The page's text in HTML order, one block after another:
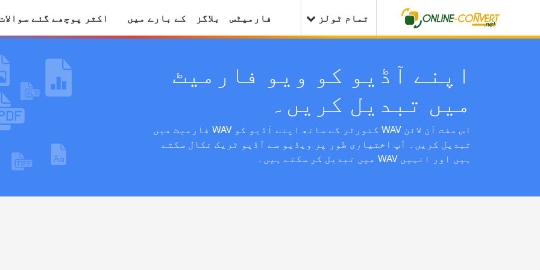
تمام ٹولز فارمیٹس بلاگز کے بارے میں اکثر پوچھے گئے
اپنے آڈیو کو ویو فارمیٹ
میں تبدیل کریں۔
اس مفت آن لائن WAV کنورٹر کے ساتھ اپنے آڈیو کو WAV فارمیٹ میں
تبدیل کریں۔ آپ اختیاری طور پر ویڈیو سے آڈیو ٹریک نکال سکتے
ہیں اور انہیں WAV میں تبدیل کر سکتے ہیں۔